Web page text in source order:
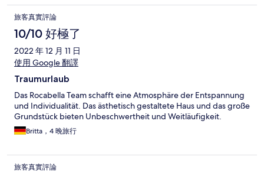
旅客真實評論
10/10 好極了
2022 年 12 月 11 日
使用 Google 翻譯
Traumurlaub
Das Rocabella Team schafft eine Atmosphäre der Entspannung
und Individualität. Das ästhetisch gestaltete Haus und das große
Grundstück bieten Unbeschwertheit und Weitläufigkeit.
Britta，4 晚旅行
旅客真實評論